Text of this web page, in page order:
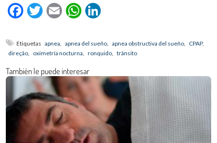
Facebook
Twitter
EmailWhatsApp
Etiquetas apnea, apnea del sueño, apnea obstructiva del sueño, CPAP,
direção, oximetría nocturna, ronquido, trânsito
También le puede interesar